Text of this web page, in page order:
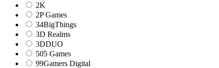
2K
2P Games
34BigThings
3D Realms
3DDUO
505 Games
99Gamers Digital